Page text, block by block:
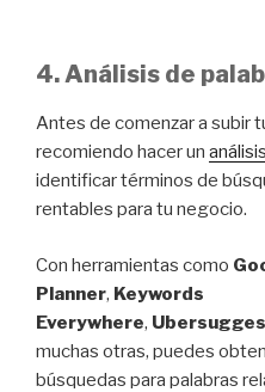
4. Análisis de
Antes de comenzar a subir
recomiendo hacer un
identificar términos de
rentables para tu negocio.
Con herramientas como
Planner, Keywords
Everywhere,
muchas otras, puedes
búsquedas para palabras